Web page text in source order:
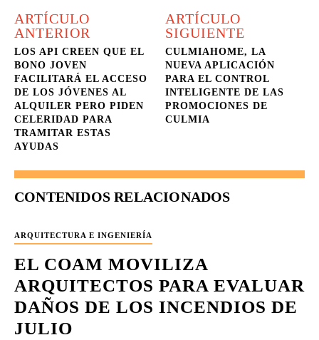
ARTÍCULO
ANTERIOR
LOS API CREEN QUE EL
BONO JOVEN
FACILITARÁ EL ACCESO
DE LOS JÓVENES AL
ALQUILER PERO PIDEN
CELERIDAD PARA
TRAMITAR ESTAS
AYUDAS
ARTÍCULO
SIGUIENTE
CULMIAHOME, LA
NUEVA APLICACIÓN
PARA EL CONTROL
INTELIGENTE DE LAS
PROMOCIONES DE
CULMIA
CONTENIDOS RELACIONADOS
ARQUITECTURA E INGENIERÍA
EL COAM MOVILIZA
ARQUITECTOS PARA EVALUAR
DAÑOS DE LOS INCENDIOS DE
JULIO